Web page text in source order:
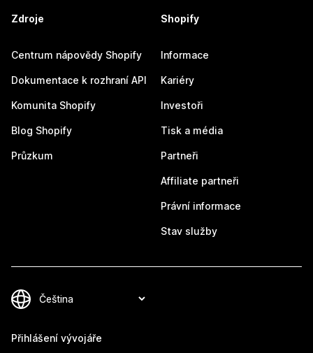
Zdroje
Centrum nápovědy Shopify
Dokumentace k rozhraní API
Komunita Shopify
Blog Shopify
Průzkum
Shopify
Informace
Kariéry
Investoři
Tisk a média
Partneři
Affiliate partneři
Právní informace
Stav služby
Přihlášení vývojáře